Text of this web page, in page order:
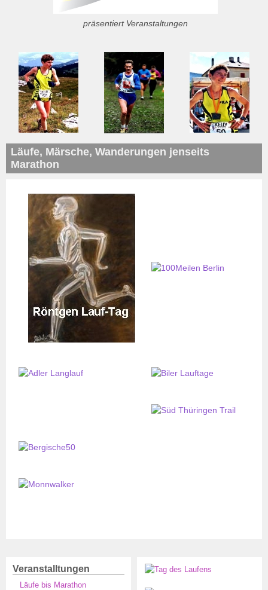
präsentiert Veranstaltungen
Läufe, Märsche, Wanderungen jenseits
Marathon
Veranstalltungen
Läufe bis Marathon